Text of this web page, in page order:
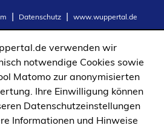
Datenschutz www.wuppertal.de
verwenden wir
notwendige Cookies sowie
Matomo zur anonymisierten
Ihre Einwilligung können
Datenschutzeinstellungen
Informationen und Hinweise